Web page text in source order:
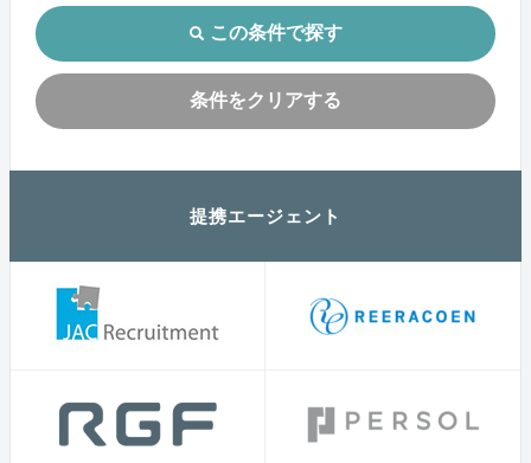
この条件で探す
条件をクリアする
提携エージェント